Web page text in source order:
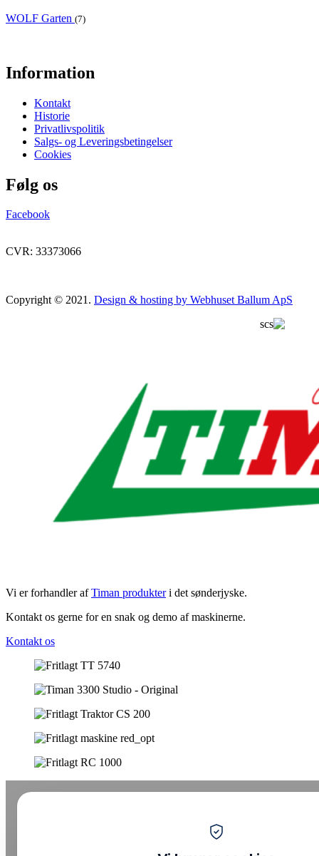
WOLF Garten (7)
Information
Kontakt
Historie
Privatlivspolitik
Salgs- og Leveringsbetingelser
Cookies
Følg os
Facebook
CVR: 33373066
Copyright © 2021. Design & hosting by Webhuset Ballum ApS
Vi er forhandler afTiman produkteri det sønderjyske.
Kontakt os gerne for en snak og demo af maskinerne.
Kontakt os